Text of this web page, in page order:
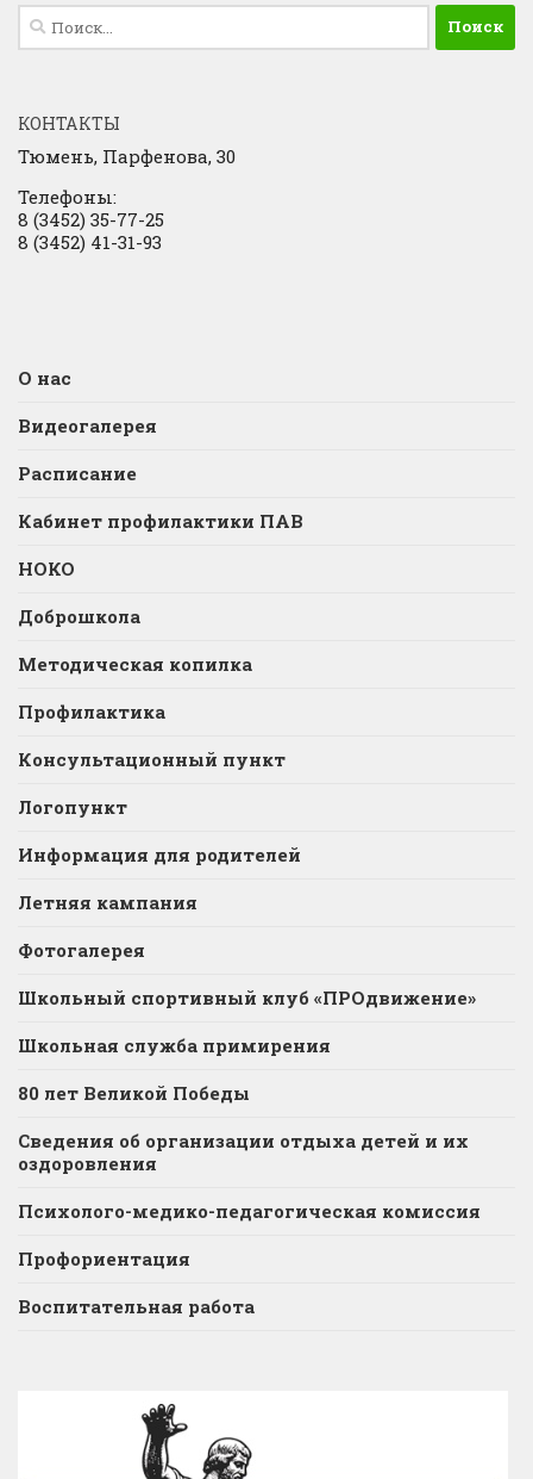
Найти:
КОНТАКТЫ
Тюмень, Парфенова, 30
Телефоны:
8 (3452) 35-77-25
8 (3452) 41-31-93
О нас
Видеогалерея
Расписание
Кабинет профилактики ПАВ
НОКО
Доброшкола
Методическая копилка
Профилактика
Консультационный пункт
Логопункт
Информация для родителей
Летняя кампания
Фотогалерея
Школьный спортивный клуб «ПРОдвижение»
Школьная служба примирения
80 лет Великой Победы
Сведения об организации отдыха детей и их
оздоровления
Психолого-медико-педагогическая комиссия
Профориентация
Воспитательная работа